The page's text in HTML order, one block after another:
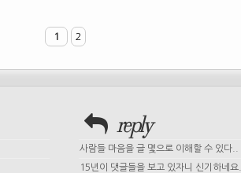
1 2
reply
사람들 마음을 글 몇으로 이해할 수 있다..
15년이 댓글들을 보고 있자니 신기하네요..